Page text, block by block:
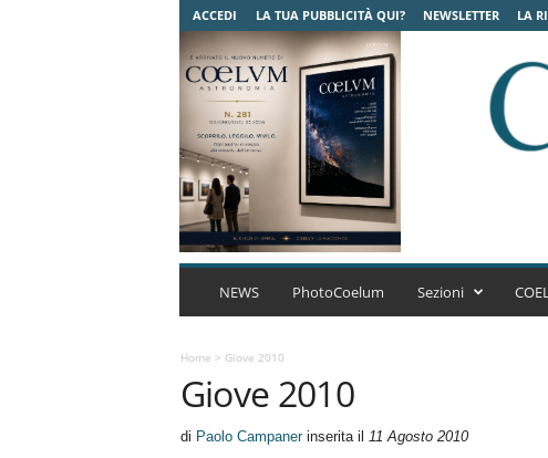
ACCEDI LA TUA PUBBLICITÀ QUI? NEWSLETTER LA
C
t
NEWS PhotoCoelum Sezioni
Home > Giove 2010
Giove 2010
di Paolo Campanerinserita il 11 Agosto 2010